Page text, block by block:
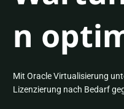
n
Mit Oracle Virtualisierung
Lizenzierung nach Bedarf